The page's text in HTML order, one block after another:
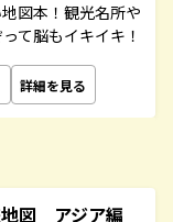
図本！観光名所や
て脳もイキイキ！
詳細を見る
図 アジア編